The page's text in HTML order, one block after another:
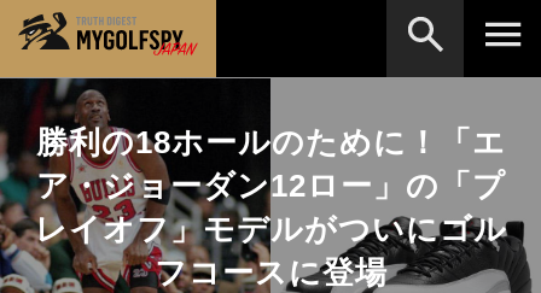
勝利の18ホールのために！「エ
ア・ジョーダン12ロー」の「プ
レイオフ」モデルがついにゴル
フコースに登場
MOST WANTED テストランキング
NEW RELEASES 新製品情報
HOW TO ゴルフ上達・実践テクニック
LAB テスト・データ検証
※メーカー名やクラブ名など、検索したい事柄を入
力してください。
検索